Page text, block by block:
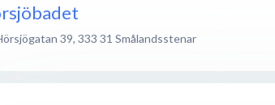
39, 333 31 Smålandsstenar